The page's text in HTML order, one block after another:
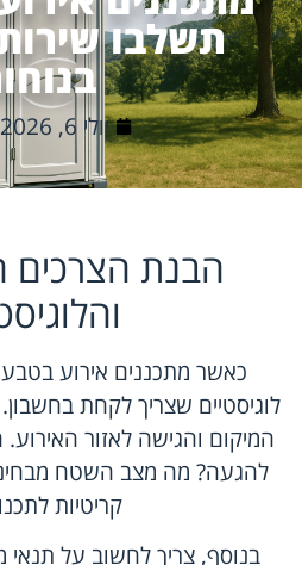
תשלבו
יולי 6, 2026
הבנת הצרכים
כאשר מתכננים אירוע
לוגיסטיים שצריך לקחת
המיקום והגישה לאזור
להגעה? מה מצב השטח
קריטיות
בנוסף, צריך לחשוב על תנאי